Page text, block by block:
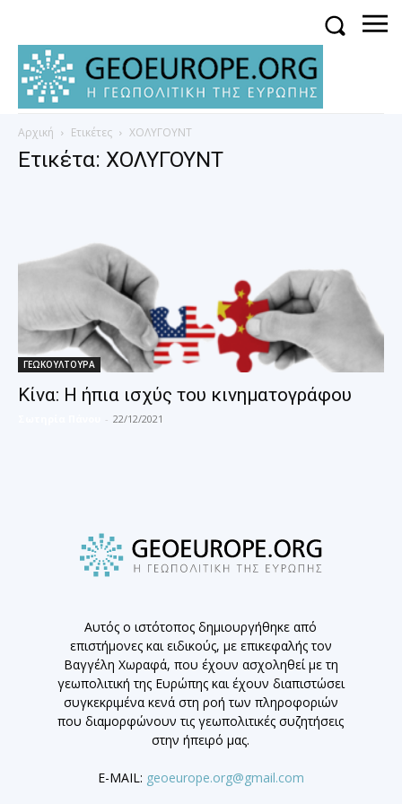
Αρχική Ετικέτες ΧΟΛΥΓΟΥΝΤ
Ετικέτα: ΧΟΛΥΓΟΥΝΤ
ΓΕΩΚΟΥΛΤΟΥΡΑ
Κίνα: Η ήπια ισχύς του κινηματογράφου
- 22/12/2021
Αυτός ο ιστότοπος δημιουργήθηκε από
επιστήμονες και ειδικούς, με επικεφαλής τον
Βαγγέλη Χωραφά, που έχουν ασχοληθεί με τη
γεωπολιτική της Ευρώπης και έχουν διαπιστώσει
συγκεκριμένα κενά στη ροή των πληροφοριών
που διαμορφώνουν τις γεωπολιτικές συζητήσεις
στην ήπειρό μας.
E-MAIL: geoeurope.org@gmail.com